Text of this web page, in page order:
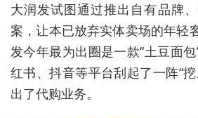
大润发试图通过推出自有品牌
案，让本已放弃实体卖场的年轻
发今年最为出圈是一款“土豆面
红书、抖音等平台刮起了一阵“
出了代购业务。